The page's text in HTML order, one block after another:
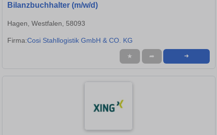
Bilanzbuchhalter (m/w/d)
Hagen, Westfalen, 58093
Firma:Cosi Stahllogistik GmbH & CO. KG
★ ➦ ➜